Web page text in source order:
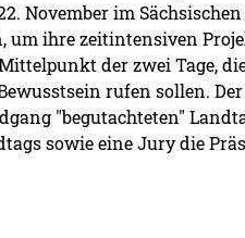
November im
um ihre zeitintensiven
der zwei Tage,
rufen sollen.
"begutachteten"
sowie eine Jury die